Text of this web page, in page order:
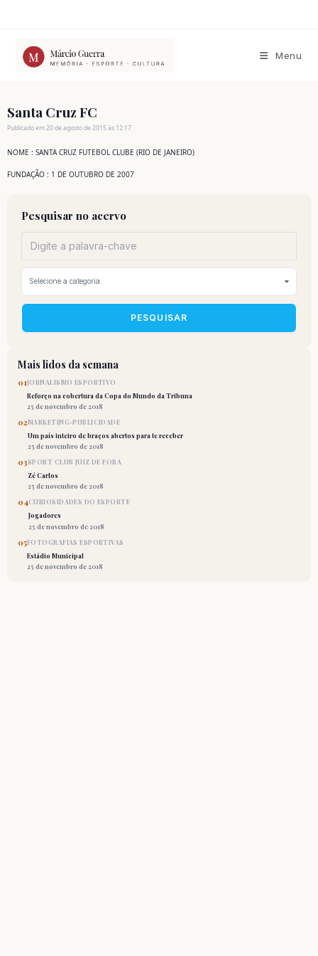
conteúdo
Menu
Santa Cruz FC
Publicado em 20 de agosto de 2015 às 12:17
NOME : SANTA CRUZ FUTEBOL CLUBE (RIO DE JANEIRO)
FUNDAÇÃO : 1 DE OUTUBRO DE 2007
Pesquisar no acervo
PESQUISAR
Mais lidos da semana
01JORNALISMO ESPORTIVO
Reforço na cobertura da Copa do Mundo da Tribuna
25 de novembro de 2018
02MARKETING-PUBLICIDADE
Um país inteiro de braços abertos para te receber
25 de novembro de 2018
03SPORT CLUB JUIZ DE FORA
Zé Carlos
25 de novembro de 2018
04CURIOSIDADES DO ESPORTE
Jogadores
25 de novembro de 2018
05FOTOGRAFIAS ESPORTIVAS
Estádio Municipal
25 de novembro de 2018